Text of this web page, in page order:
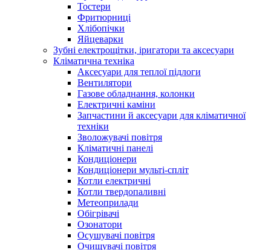
Тостери
Фритюрниці
Хлібопічки
Яйцеварки
Зубні електрощітки, іригатори та аксесуари
Кліматична техніка
Аксесуари для теплої підлоги
Вентилятори
Газове обладнання, колонки
Електричні каміни
Запчастини й аксесуари для кліматичної
техніки
Зволожувачі повітря
Кліматичні панелі
Кондиціонери
Кондиціонери мульті-спліт
Котли електричні
Котли твердопаливні
Метеоприлади
Обігрівачі
Озонатори
Осушувачі повітря
Очищувачі повітря